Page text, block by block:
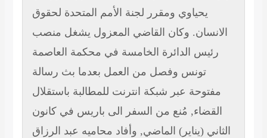
يحياوي ومقرر لجنة الأمم المتحدة لحقوق
الانسان. وكان القاضي المعزول يشغل منصب
رئيس الدائرة الخامسة في محكمة العاصمة
تونس وفصل من العمل بعدما بث رسالة
مفتوحة عبر شبكة انترنت للمطالبة باستقلال
القضاء, مُنع من السفر الى باريس في كانون
الثاني (يناير) الماضي, وأفاد محاميه عبد الرزاق